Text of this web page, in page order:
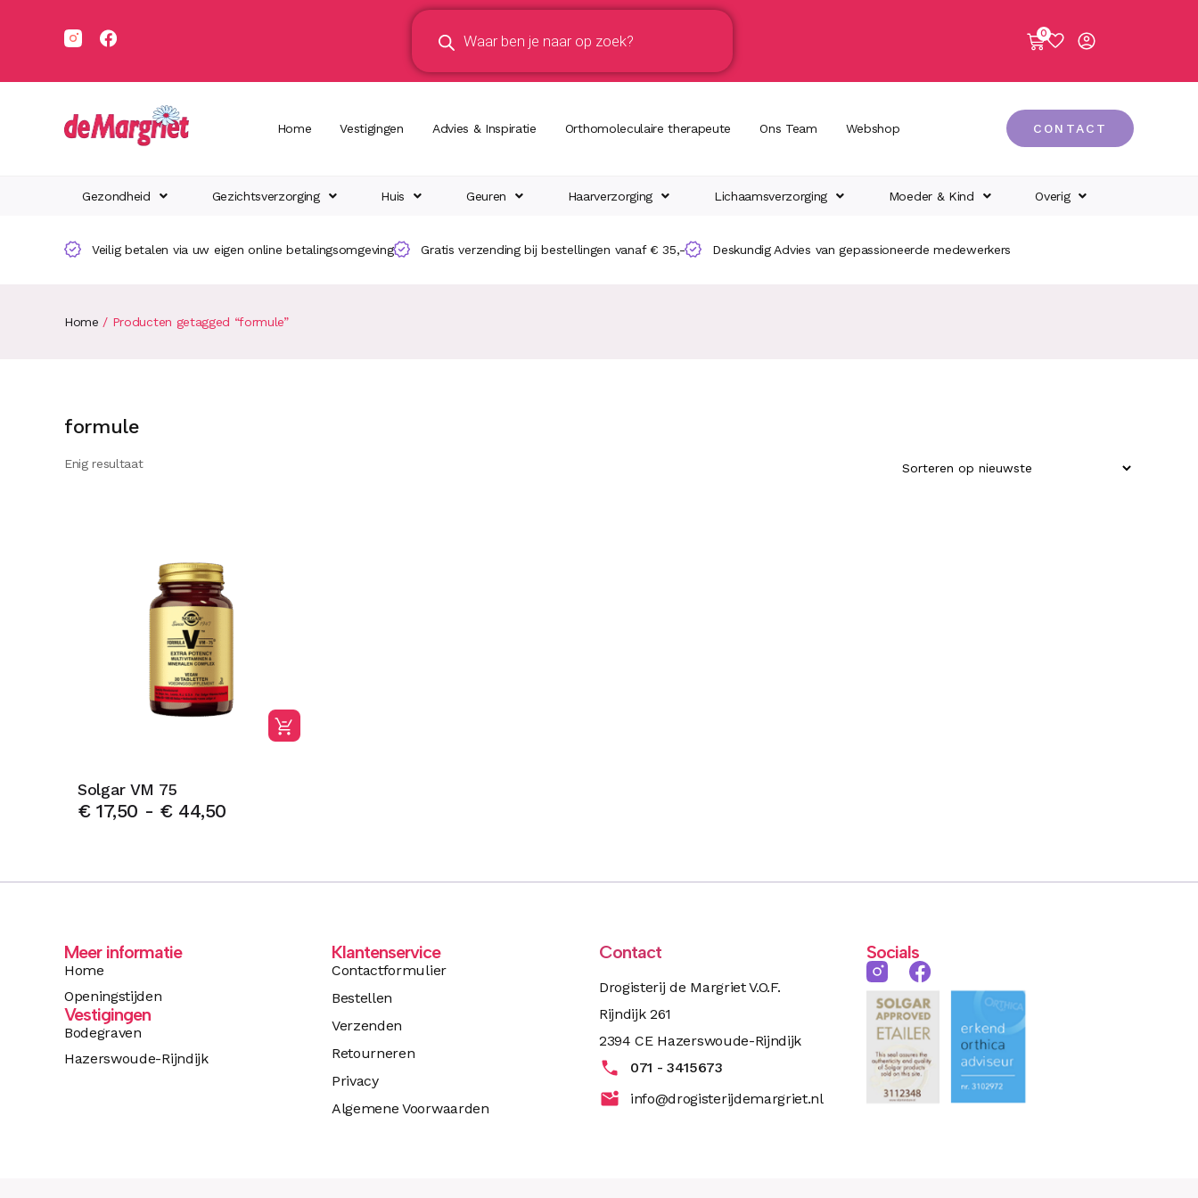
0
Home Vestigingen Advies & Inspiratie Orthomoleculaire therapeute Ons Team Webshop CONTACT
Gezondheid Gezichtsverzorging Huis Geuren Haarverzorging Lichaamsverzorging Moeder & Kind Overig
Veilig betalen via uw eigen online betalingsomgeving Gratis verzending bij bestellingen vanaf € 35,- Deskundig Advies van gepassioneerde medewerkers
Home / Producten getagged “formule”
formule
Enig resultaat
Solgar VM 75
€17,50 - €44,50
Meer informatie
Home
Openingstijden
Vestigingen
Bodegraven
Hazerswoude-Rijndijk
Klantenservice
Contactformulier
Bestellen
Verzenden
Retourneren
Privacy
Algemene Voorwaarden
Contact
Drogisterij de Margriet V.O.F.
Rijndijk 261
2394 CE Hazerswoude-Rijndijk
071 - 3415673
info@drogisterijdemargriet.nl
Socials